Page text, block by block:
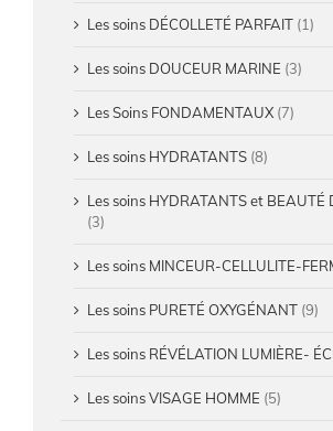
Les soins DÉCOLLETÉ PARFAIT (1)
Les soins DOUCEUR MARINE (3)
Les Soins FONDAMENTAUX (7)
Les soins HYDRATANTS (8)
Les soins HYDRATANTS et BEAUTÉ
(3)
Les soins MINCEUR-CELLULITE-
Les soins PURETÉ OXYGÉNANT (9)
Les soins RÉVÉLATION LUMIÈRE-
Les soins VISAGE HOMME (5)